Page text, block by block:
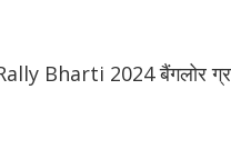
2024 बैंगलोर